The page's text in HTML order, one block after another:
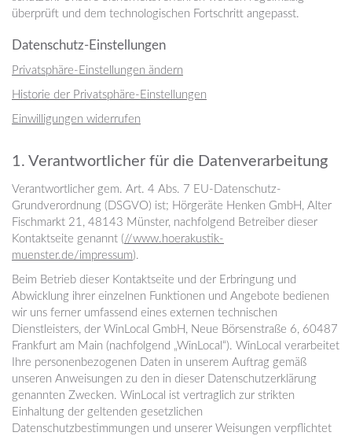
überprüft und dem technologischen Fortschritt angepasst.
Datenschutz-Einstellungen
Privatsphäre-Einstellungen ändern
Historie der Privatsphäre-Einstellungen
Einwilligungen widerrufen
1. Verantwortlicher für die Datenverarbeitung
Verantwortlicher gem. Art. 4 Abs. 7 EU-Datenschutz-
Grundverordnung (DSGVO) ist; Hörgeräte Henken GmbH, Alter
Fischmarkt 21, 48143 Münster, nachfolgend Betreiber dieser
Kontaktseite genannt (//www.hoerakustik-
muenster.de/impressum).
Beim Betrieb dieser Kontaktseite und der Erbringung und
Abwicklung ihrer einzelnen Funktionen und Angebote bedienen
wir uns ferner umfassend eines externen technischen
Dienstleisters, der WinLocal GmbH, Neue Börsenstraße 6, 60487
Frankfurt am Main (nachfolgend „WinLocal“). WinLocal verarbeitet
Ihre personenbezogenen Daten in unserem Auftrag gemäß
unseren Anweisungen zu den in dieser Datenschutzerklärung
genannten Zwecken. WinLocal ist vertraglich zur strikten
Einhaltung der geltenden gesetzlichen
Datenschutzbestimmungen und unserer Weisungen verpflichtet